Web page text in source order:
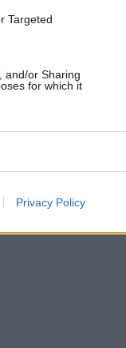
Targeted
and/or Sharing
for which it
Privacy Policy
da non perdere
Foto dei lettori
Auguri
Animali